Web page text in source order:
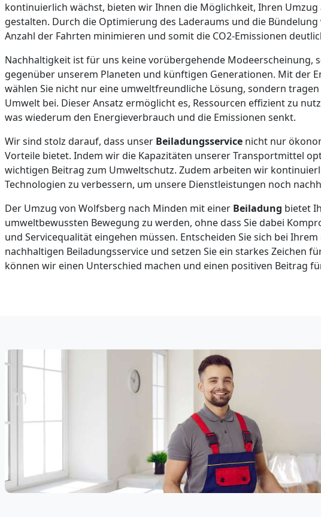
kontinuierlich wächst, bieten wir Ihnen die Möglichkeit, Ihren Umzug
gestalten. Durch die Optimierung des Laderaums und die
Anzahl der Fahrten minimieren und somit die CO2-Emissionen
Nachhaltigkeit ist für uns keine vorübergehende Modeerscheinung,
gegenüber unserem Planeten und künftigen Generationen. Mit der
wählen Sie nicht nur eine umweltfreundliche Lösung, sondern
Umwelt bei. Dieser Ansatz ermöglicht es, Ressourcen effizient zu
was wiederum den Energieverbrauch und die Emissionen senkt.
Wir sind stolz darauf, dass unser Beiladungsservice nicht nur
Vorteile bietet. Indem wir die Kapazitäten unserer Transportmittel
wichtigen Beitrag zum Umweltschutz. Zudem arbeiten wir
Technologien zu verbessern, um unsere Dienstleistungen noch
Der Umzug von Wolfsberg nach Minden mit einer Beiladung bietet
umweltbewussten Bewegung zu werden, ohne dass Sie dabei
und Servicequalität eingehen müssen. Entscheiden Sie sich bei
nachhaltigen Beiladungsservice und setzen Sie ein starkes Zeichen
können wir einen Unterschied machen und einen positiven Beitrag